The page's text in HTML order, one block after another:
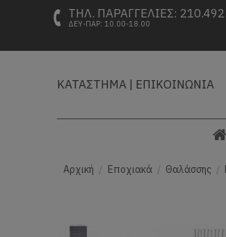
ΤΗΛ. ΠΑΡΑΓΓΕΛΙΕΣ:
ΔΕΥ-ΠΑΡ: 10.00-18.00
ΚΑΤΑΣΤΗΜΑ | ΕΠΙΚΟΙΝΩΝΙΑ
Αρχική Εποχιακά Θαλάσσης